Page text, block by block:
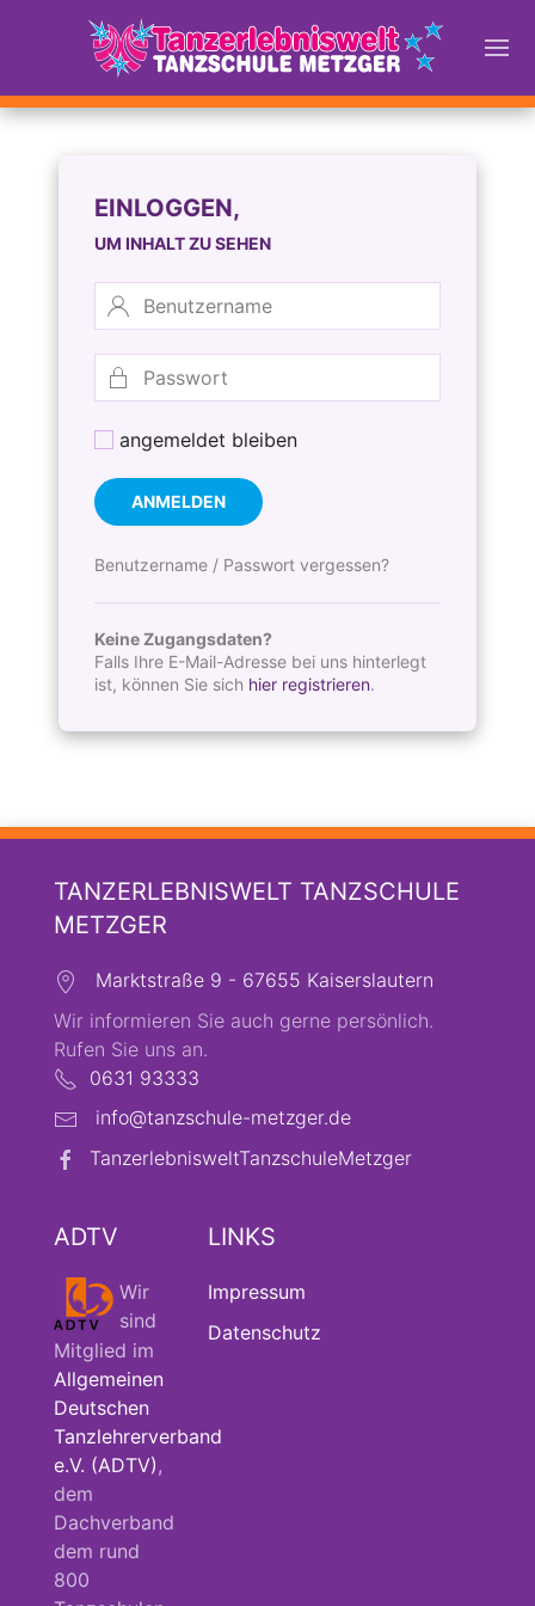
EINLOGGEN,
UM INHALT ZU SEHEN
angemeldet bleiben
ANMELDEN
Benutzername / Passwort vergessen?
Keine Zugangsdaten?
Falls Ihre E-Mail-Adresse bei uns hinterlegt
ist, können Sie sich hier registrieren.
TANZERLEBNISWELT TANZSCHULE
METZGER
Marktstraße 9 - 67655 Kaiserslautern
Wir informieren Sie auch gerne persönlich.
Rufen Sie uns an.
0631 93333
info@tanzschule-metzger.de
TanzerlebnisweltTanzschuleMetzger
ADTV
Wir
sind
Mitglied im
Allgemeinen
Deutschen
Tanzlehrerverband
e.V. (ADTV) ,
dem
Dachverband
dem rund
800
LINKS
Impressum
Datenschutz